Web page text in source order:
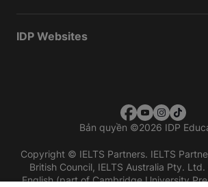
IDP Websites
Bản quyền ©2026 IDP
Copyright © IELTS Partners. IELTS
British Council, IELTS Australia Pty.
English (part of Cambridge University